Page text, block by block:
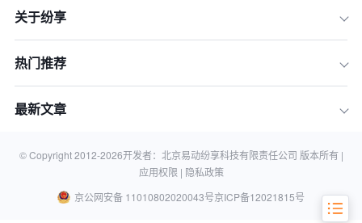
零售与电商CRM解决方案：驱动全渠道
主流企业级CRM系统核心能力总览
常见问题解答 (FAQ)
关于纷享
热门推荐
最新文章
© Copyright 2012-2026开发者：北京易动纷享科技有限责任公司 版本所有 |
应用权限 | 隐私政策
京公网安备 11010802020043号京ICP备12021815号